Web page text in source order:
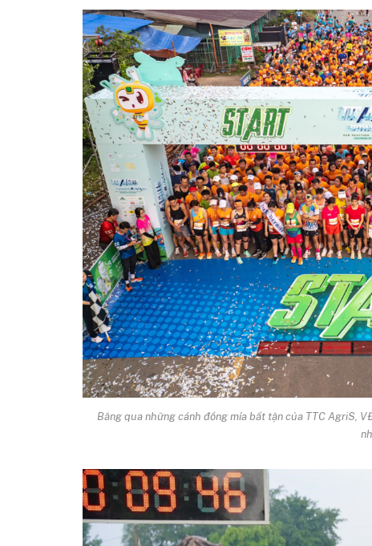
Băng qua những cánh đồng mía bất tận của TTC AgriS,